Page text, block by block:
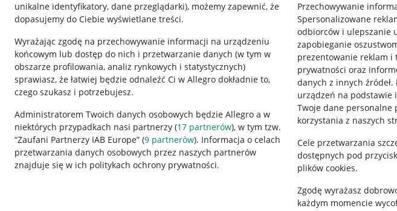
unikalne identyfikatory, dane przeglądarki), możemy zapewnić, że
dopasujemy do Ciebie wyświetlane treści.
Wyrażając zgodę na przechowywanie informacji na urządzeniu
końcowym lub dostęp do nich i przetwarzanie danych (w tym w
obszarze profilowania, analiz rynkowych i statystycznych)
sprawiasz, że łatwiej będzie odnaleźć Ci w Allegro dokładnie to,
czego szukasz i potrzebujesz.
Administratorem Twoich danych osobowych będzie Allegro a w
niektórych przypadkach nasi partnerzy (17 partnerów), w tym tzw.
“Zaufani Partnerzy IAB Europe” (9 partnerów). Informacja o celach
przetwarzania danych osobowych przez naszych partnerów
znajduje się w ich politykach ochrony prywatności.
Przechowywanie
Spersonalizowane
odbiorców i ulepszanie
zapobieganie
prezentowanie reklam i
prywatności oraz
danych z innych źródeł.
urządzeń na podstawie
Twoje dane personalne
korzystania z naszych
Cele przetwarzania
dostępnych pod
plików cookies.
Zgodę wyrażasz
każdym momencie
Nawigacja
Przydatne informacje
Jak to działa
Napisz do nas
Allegro Gadane dla sprzedających
Regulamin
Polityka plików "cookies"
Ustawienia plików "cookies"
Udostępnianie lokalizacji